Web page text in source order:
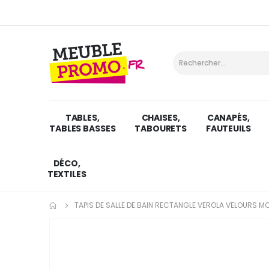
TABLES,
TABLES BASSES
CHAISES,
TABOURETS
CANAPÉS,
FAUTEUILS
DÉCO,
TEXTILES
TAPIS DE SALLE DE BAIN RECTANGLE VEROLA VELOURS